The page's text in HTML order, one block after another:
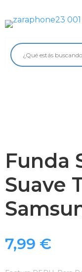
contenido
Funda
Suave
7,99 €
Móviles
Impolutos
Accesorios
Garantía